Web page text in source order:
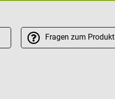
Fragen zum Produkt